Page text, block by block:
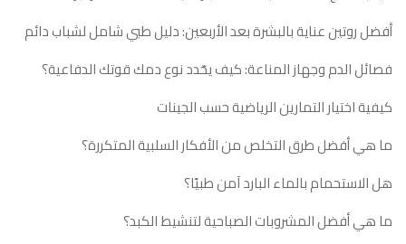
أفضل روتين عناية بالبشرة بعد الأربعين: دليل طبي شامل لشباب دائم
فصائل الدم وجهاز المناعة: كيف يحّدد نوع دمك قوتك الدفاعية؟
كيفية اختيار التمارين الرياضية حسب الجينات
ما هي أفضل طرق التخلص من الأفكار السلبية المتكررة؟
هل الاستحمام بالماء البارد آمن طبيًا؟
ما هي أفضل المشروبات الصباحية لتنشيط الكبد؟